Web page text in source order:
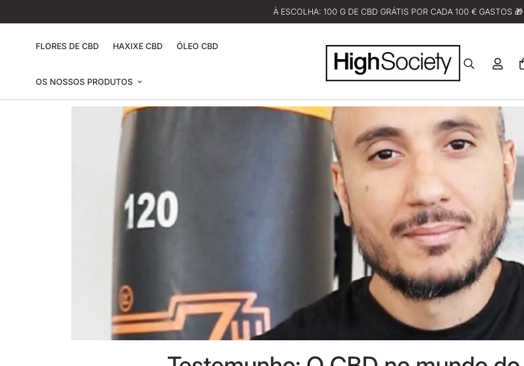
À ESCOLHA: 100 G DE CBD GRÁTIS POR CADA 100 € GASTOS 🎁
FLORES DE CBD HAXIXE CBD ÓLEO CBD
OS NOSSOS PRODUTOS